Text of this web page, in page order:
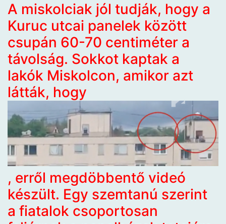
A miskolciak jól tudják, hogy a
Kuruc utcai panelek között
csupán 60-70 centiméter a
távolság. Sokkot kaptak a
lakók Miskolcon, amikor azt
látták, hogy
, erről megdöbbentő videó
készült. Egy szemtanú szerint
a fiatalok csoportosan